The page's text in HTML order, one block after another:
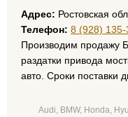
Адрес: Ростовская
Телефон: 8 (928)
Производим продажу
раздатки привода
авто. Сроки поставки
Audi, BMW, Honda,